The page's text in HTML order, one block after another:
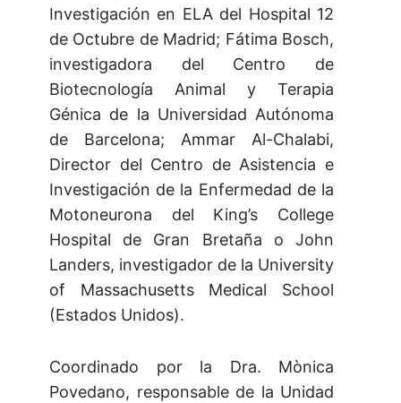
Investigación en ELA del Hospital 12
de Octubre de Madrid; Fátima Bosch,
investigadora del Centro de
Biotecnología Animal y Terapia
Génica de la Universidad Autónoma
de Barcelona; Ammar Al-Chalabi,
Director del Centro de Asistencia e
Investigación de la Enfermedad de la
Motoneurona del King’s College
Hospital de Gran Bretaña o John
Landers, investigador de la University
of Massachusetts Medical School
(Estados Unidos).
Coordinado por la Dra. Mònica
Povedano, responsable de la Unidad